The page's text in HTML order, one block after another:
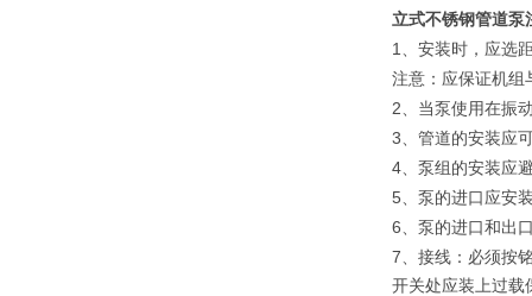
立式不锈钢管道泵
1 、安装时，应选
注意：应保证机组
2、当泵使用在振
3、管道的安装应
4、泵组的安装应
5、泵的进口应安
6、泵的进口和出
7、接线：必须按
开关处应装上过载